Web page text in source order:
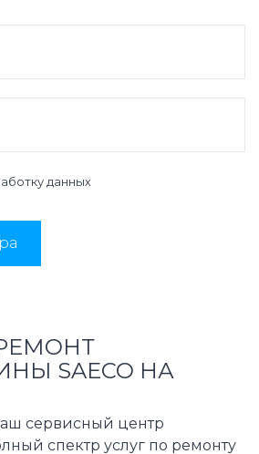
данных
SAECO НА
сервисный центр
спектр услуг по ремонту